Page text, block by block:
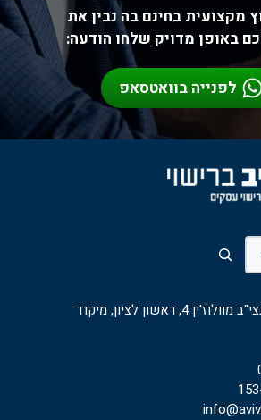
מקצועית בחינם בה נבין את
באופן מדויק שלחו הודעה:
לפנייה בוואטסאפ
| רח' הנצי"ב מוולוז'ין 4, ראשון לציון, מיקוד